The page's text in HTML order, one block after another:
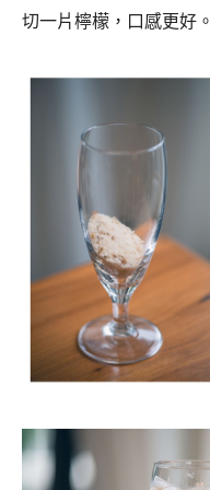
切一片檸檬，口感更好。